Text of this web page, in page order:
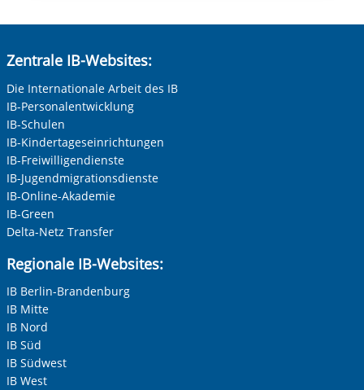
Zentrale IB-Websites:
Die Internationale Arbeit des IB
IB-Personalentwicklung
IB-Schulen
IB-Kindertageseinrichtungen
IB-Freiwilligendienste
IB-Jugendmigrationsdienste
IB-Online-Akademie
IB-Green
Delta-Netz Transfer
Regionale IB-Websites:
IB Berlin-Brandenburg
IB Mitte
IB Nord
IB Süd
IB Südwest
IB West